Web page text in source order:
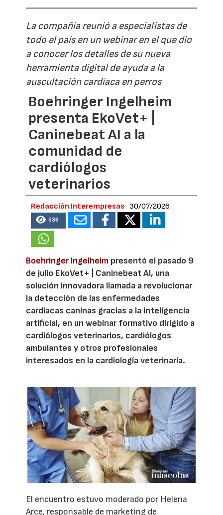
La compañía reunió a especialistas de
todo el país en un webinar en el que dio
a conocer los detalles de su nueva
herramienta digital de ayuda a la
auscultación cardíaca en perros
Boehringer Ingelheim
presenta EkoVet+ |
Caninebeat AI a la
comunidad de
cardiólogos
veterinarios
Redacción Interempresas 30/07/2026
536
Boehringer Ingelheim presentó el pasado 9
de julio EkoVet+ | Caninebeat AI, una
solución innovadora llamada a revolucionar
la detección de las enfermedades
cardíacas caninas gracias a la inteligencia
artificial, en un webinar formativo dirigido a
cardiólogos veterinarios, cardiólogos
ambulantes y otros profesionales
interesados en la cardiología veterinaria.
El encuentro estuvo moderado por Helena
Arce, responsable de marketing de